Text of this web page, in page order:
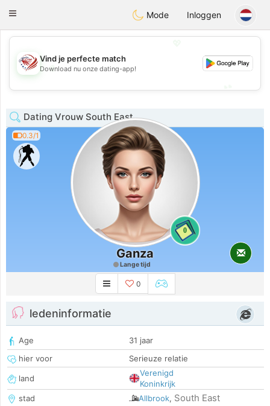
StatesDating
Toggle
Mode Inloggen
💖
💕
Vind je perfecte match
Download nu onze dating-app!
Dating Vrouw South East
0.3/1
0
Ganza
Lange tijd
0
ledeninformatie
Age
31 jaar
hier voor
Serieuze relatie
land
Verenigd
Koninkrijk
stad
Allbrook, South East